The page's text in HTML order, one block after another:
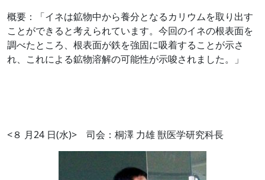
概要：「イネは鉱物中から養分となるカリウムを取り出す
ことができると考えられています。今回のイネの根表面を
調べたところ、根表面が鉄を強固に吸着することが示さ
れ、これによる鉱物溶解の可能性が示唆されました。」
<８ 月24 日(水)> 司会：桐澤 力雄 獣医学研究科長